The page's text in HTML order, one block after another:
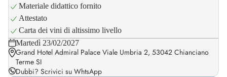
Materiale didattico fornito
Attestato
Carta dei vini di altissimo livello
Martedì 23/02/2027
Grand Hotel Admiral Palace Viale Umbria 2, 53042 Chianciano
Terme SI
Dubbi? Scrivici su WhtsApp